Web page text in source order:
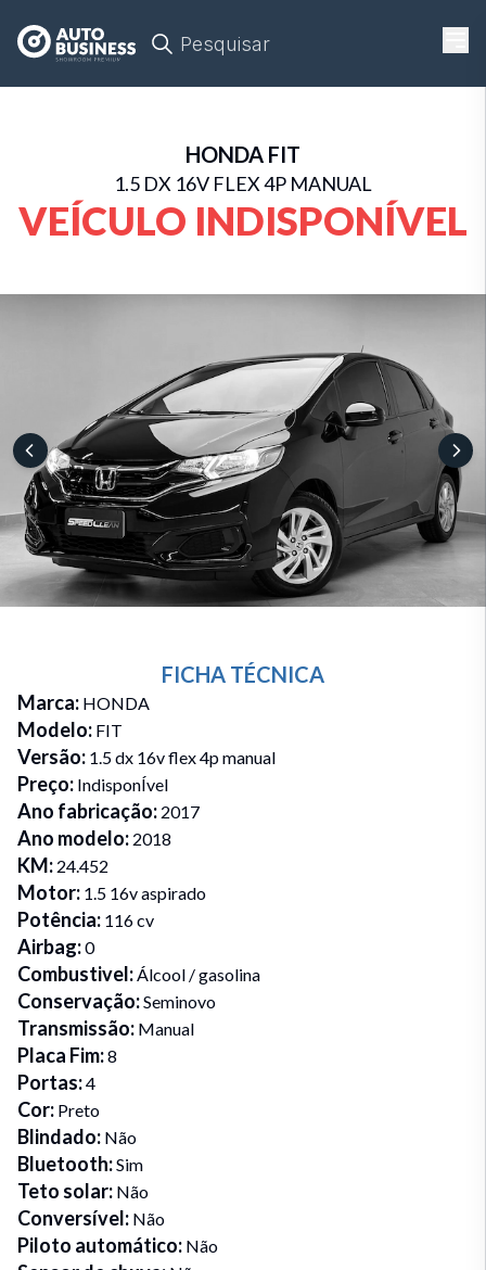
Pesquisar
HONDA FIT
1.5 DX 16V FLEX 4P MANUAL
VEÍCULO INDISPONÍVEL
FICHA TÉCNICA
Marca: HONDA
Modelo: FIT
Versão: 1.5 dx 16v flex 4p manual
Preço: IndisponÍvel
Ano fabricação: 2017
Ano modelo: 2018
KM: 24.452
Motor: 1.5 16v aspirado
Potência: 116 cv
Airbag:0
Combustivel:Álcool / gasolina
Conservação:Seminovo
Transmissão: Manual
Placa Fim:8
Portas:4
Cor: Preto
Blindado: Não
Bluetooth:Sim
Teto solar: Não
Conversível: Não
Piloto automático: Não